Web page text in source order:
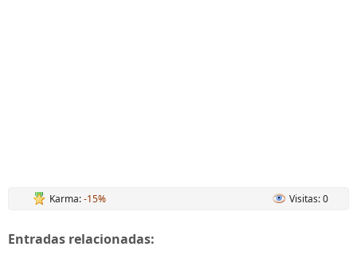
Karma:-15% Visitas: 0
Entradas relacionadas: